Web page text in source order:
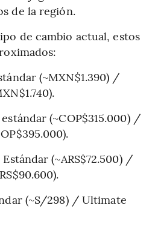
de la región.
de cambio actual, estos
(~MXN$1.390) /
(~COP$315.000) /
(~ARS$72.500) /
(~S/298) / Ultimate